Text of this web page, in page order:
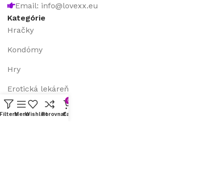
Email: info@lovexx.eu
Kategórie
Hračky
Kondómy
Hry
Erotická lekáreň
S/M bondáž
FiltersMenuWishlistPorovnať
0
Cart